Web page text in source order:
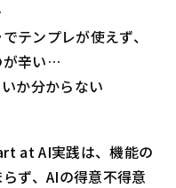
テンプレが使えず、
が辛い…
か分からない
at AI実践は、機能の
ず、AIの得意不得意